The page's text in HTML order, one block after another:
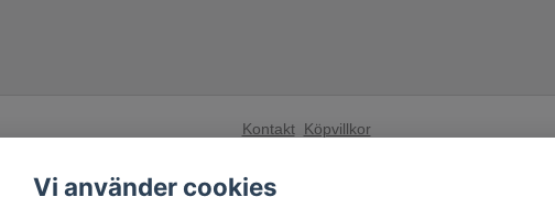
Kontakt Köpvillkor
Få vårt nyhetsbrev
Vi använder cookies